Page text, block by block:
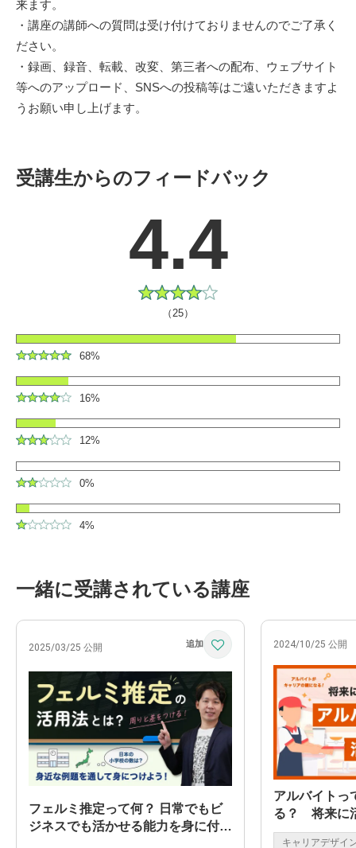
来ます。
・講座の講師への質問は受け付けておりませんのでご了承く
ださい。
・録画、録音、転載、改変、第三者への配布、ウェブサイト
等へのアップロード、SNSへの投稿等はご遠いただきますよ
うお願い申し上げます。
受講生からのフィードバック
4.4
（25）
68%
16%
12%
0%
4%
一緒に受講されている講座
2025/03/25 公開
フェルミ推定って何？ 日常でもビ
ジネスでも活かせる能力を身に付け
2024/10/25 公開
アルバイトっ
る？ 将来に
は？
キャリアデザイ